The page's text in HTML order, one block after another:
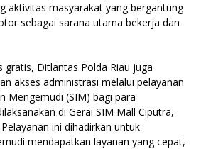
aktivitas masyarakat yang bergantung
sebagai sarana utama bekerja dan
gratis, Ditlantas Polda Riau juga
akses administrasi melalui pelayanan
Mengemudi (SIM) bagi para
di Gerai SIM Mall Ciputra,
ini dihadirkan untuk
mendapatkan layanan yang cepat,